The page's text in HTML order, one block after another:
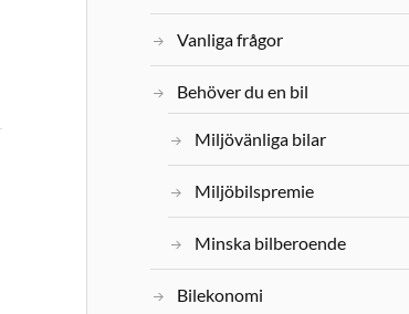
Vanliga frågor
Behöver du en bil
Miljövänliga bilar
Miljöbilspremie
Minska bilberoende
Bilekonomi